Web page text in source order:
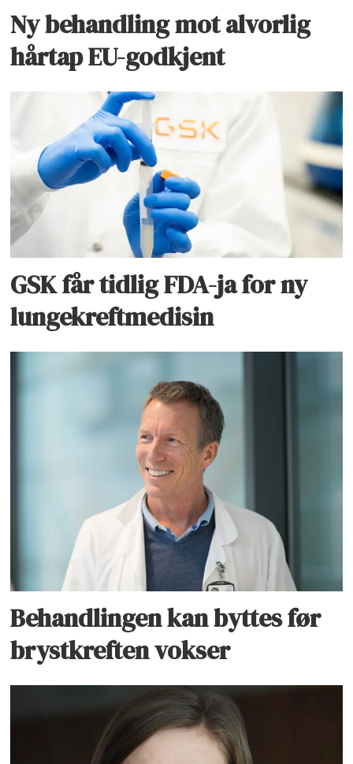
Ny behandling mot alvorlig
hårtap EU-godkjent
GSK får tidlig FDA-ja for ny
lungekreftmedisin
Behandlingen kan byttes før
brystkreften vokser